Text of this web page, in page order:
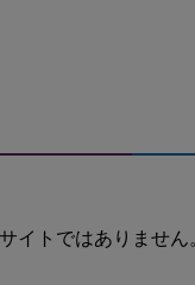
イトではありません